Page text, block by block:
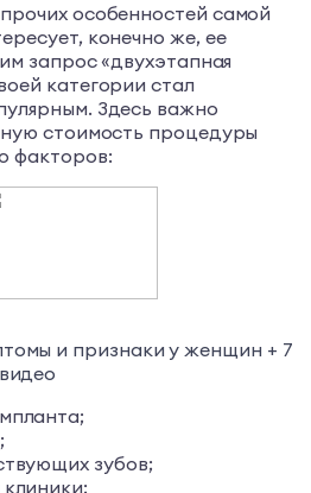
особенностей самой
конечно же, ее
запрос «двухэтапная
категории стал
Здесь важно
стоимость процедуры
факторов:
и признаки у женщин + 7
зубов;